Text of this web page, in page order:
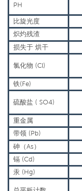
PH
比旋光度
炽灼残渣
损失于 烘干
氯化物 (Cl)
铁(Fe)
硫酸盐 ( SO4)
重金属
带领 (Pb)
砷 （As ）
镉 (Cd)
汞 (Hg)